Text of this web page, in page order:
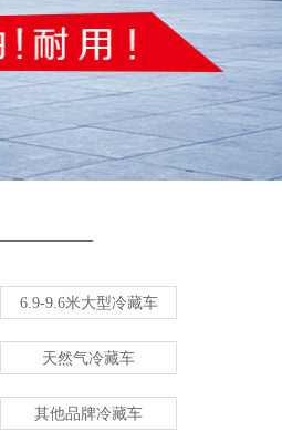
6.9-9.6米大型冷藏车
天然气冷藏车
其他品牌冷藏车